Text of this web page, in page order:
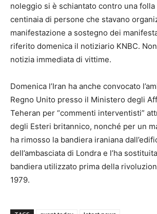
noleggio si è schiantato contro una folla
centinaia di persone che stavano
manifestazione a sostegno dei
riferito domenica il notiziario KNBC. Non
notizia immediata di vittime.
Domenica l’Iran ha anche convocato
Regno Unito presso il Ministero degli
Teheran per “commenti interventisti”
degli Esteri britannico, nonché per un
ha rimosso la bandiera iraniana
dell’ambasciata di Londra e l’ha
bandiera utilizzato prima della
1979.